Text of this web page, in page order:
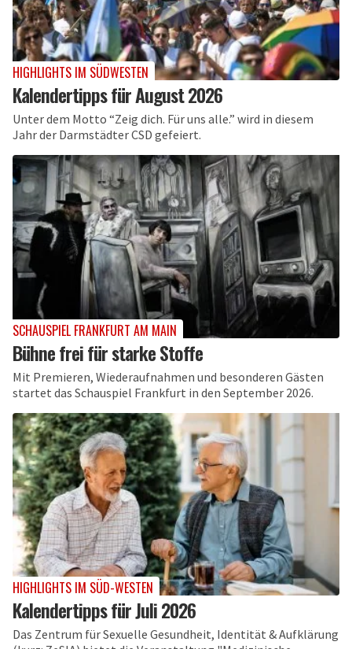
HIGHLIGHTS IM SÜDWESTEN
Kalendertipps für August 2026
Unter dem Motto “Zeig dich. Für uns alle.” wird in diesem
Jahr der Darmstädter CSD gefeiert.
SCHAUSPIEL FRANKFURT AM MAIN
Bühne frei für starke Stoffe
Mit Premieren, Wiederaufnahmen und besonderen Gästen
startet das Schauspiel Frankfurt in den September 2026.
HIGHLIGHTS IM SÜD-WESTEN
Kalendertipps für Juli 2026
Das Zentrum für Sexuelle Gesundheit, Identität & Aufklärung